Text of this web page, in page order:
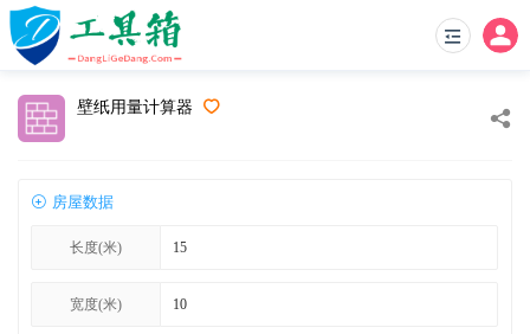
壁纸用量计算器
房屋数据
长度(米)
宽度(米)